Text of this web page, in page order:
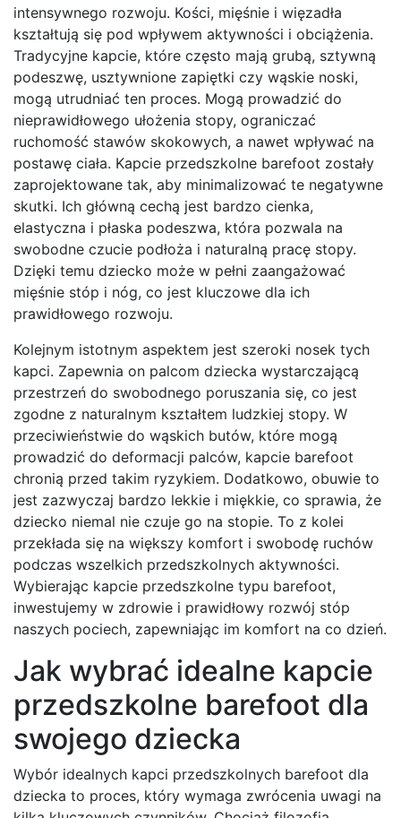
intensywnego rozwoju. Kości, mięśnie i więzadła
kształtują się pod wpływem aktywności i obciążenia.
Tradycyjne kapcie, które często mają grubą, sztywną
podeszwę, usztywnione zapiętki czy wąskie noski,
mogą utrudniać ten proces. Mogą prowadzić do
nieprawidłowego ułożenia stopy, ograniczać
ruchomość stawów skokowych, a nawet wpływać na
postawę ciała. Kapcie przedszkolne barefoot zostały
zaprojektowane tak, aby minimalizować te negatywne
skutki. Ich główną cechą jest bardzo cienka,
elastyczna i płaska podeszwa, która pozwala na
swobodne czucie podłoża i naturalną pracę stopy.
Dzięki temu dziecko może w pełni zaangażować
mięśnie stóp i nóg, co jest kluczowe dla ich
prawidłowego rozwoju.
Kolejnym istotnym aspektem jest szeroki nosek tych
kapci. Zapewnia on palcom dziecka wystarczającą
przestrzeń do swobodnego poruszania się, co jest
zgodne z naturalnym kształtem ludzkiej stopy. W
przeciwieństwie do wąskich butów, które mogą
prowadzić do deformacji palców, kapcie barefoot
chronią przed takim ryzykiem. Dodatkowo, obuwie to
jest zazwyczaj bardzo lekkie i miękkie, co sprawia, że
dziecko niemal nie czuje go na stopie. To z kolei
przekłada się na większy komfort i swobodę ruchów
podczas wszelkich przedszkolnych aktywności.
Wybierając kapcie przedszkolne typu barefoot,
inwestujemy w zdrowie i prawidłowy rozwój stóp
naszych pociech, zapewniając im komfort na co dzień.
Jak wybrać idealne kapcie
przedszkolne barefoot dla
swojego dziecka
Wybór idealnych kapci przedszkolnych barefoot dla
dziecka to proces, który wymaga zwrócenia uwagi na